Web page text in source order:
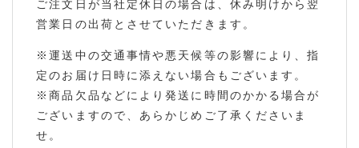
ご注文日が当社定休日の場合は、休み明けから翌
営業日の出荷とさせていただきます。
※運送中の交通事情や悪天候等の影響により、指
定のお届け日時に添えない場合もございます。
※商品欠品などにより発送に時間のかかる場合が
ございますので、あらかじめご了承くださいま
せ。